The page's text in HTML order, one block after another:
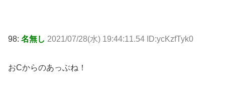
98: 名無し 2021/07/28(水) 19:44:11.54 ID:ycKzfTyk0
おCからのあっぶね！